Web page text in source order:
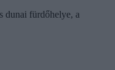
dunai fürdőhelye, a